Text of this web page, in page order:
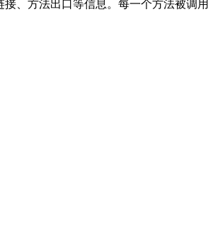
、方法出口等信息。每一个方法被调用